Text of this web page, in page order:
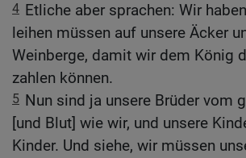
4 Etliche aber sprachen: Wir
leihen müssen auf unsere Äcker
Weinberge, damit wir dem König
zahlen können.
5 Nun sind ja unsere Brüder vom
[und Blut] wie wir, und unsere
Kinder. Und siehe, wir müssen